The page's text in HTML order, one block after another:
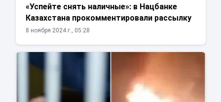
«Успейте снять наличные»: в Нацбанке
Казахстана прокомментировали рассылку
8 ноября 2024 г., 05:28